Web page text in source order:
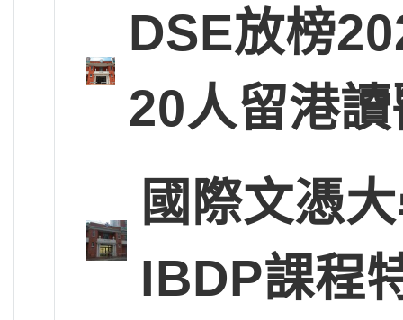
DSE放榜
20人留港
國際文憑
IBDP課程